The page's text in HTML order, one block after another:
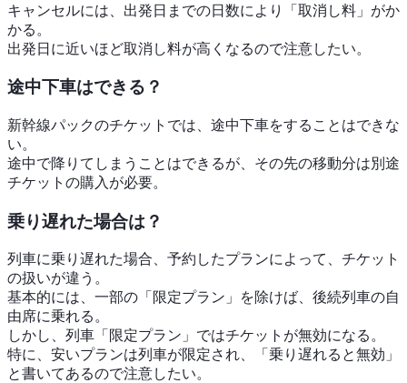
キャンセルには、出発日までの日数により「取消し料」がか
かる。
出発日に近いほど取消し料が高くなるので注意したい。
途中下車はできる？
新幹線パックのチケットでは、途中下車をすることはできな
い。
途中で降りてしまうことはできるが、その先の移動分は別途
チケットの購入が必要。
乗り遅れた場合は？
列車に乗り遅れた場合、予約したプランによって、チケット
の扱いが違う。
基本的には、一部の「限定プラン」を除けば、後続列車の自
由席に乗れる。
しかし、列車「限定プラン」ではチケットが無効になる。
特に、安いプランは列車が限定され、「乗り遅れると無効」
と書いてあるので注意したい。